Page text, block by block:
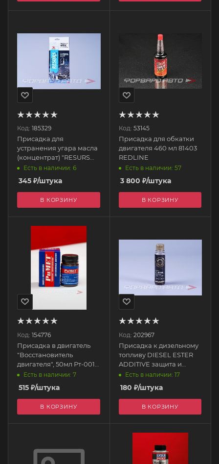
Код: 185329
Присадка для
устранения угара масла
(концентрат) "RESURS
Next", 75гр 4305
VMPAUTO
Есть в наличии: 6
345 ₽/штука
В КОРЗИНУ
Код: 53145
Присадка для обкатки
двигателя 460 мл 81403
REDLINE
Есть в наличии: 57
3 800 ₽/штука
В КОРЗИНУ
Код: 154776
Присадка в двигатель
"Восстановитель
двигателя", 50мл Рт-0010
РИМЕТ
Есть в наличии: 7
515 ₽/штука
В КОРЗИНУ
Код: 202967
Присадка к дизельному
топливу DIESEL ESTER
ADDITIVE защита и
очистка, 100 мл 993001
MANNOL
Есть в наличии: 17
180 ₽/штука
В КОРЗИНУ